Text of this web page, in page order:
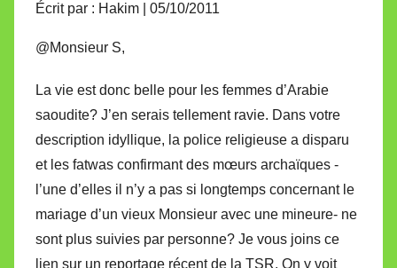
Écrit par : Hakim | 05/10/2011
@Monsieur S,
La vie est donc belle pour les femmes d’Arabie
saoudite? J’en serais tellement ravie. Dans votre
description idyllique, la police religieuse a disparu
et les fatwas confirmant des mœurs archaïques -
l’une d’elles il n’y a pas si longtemps concernant le
mariage d’un vieux Monsieur avec une mineure- ne
sont plus suivies par personne? Je vous joins ce
lien sur un reportage récent de la TSR. On y voit